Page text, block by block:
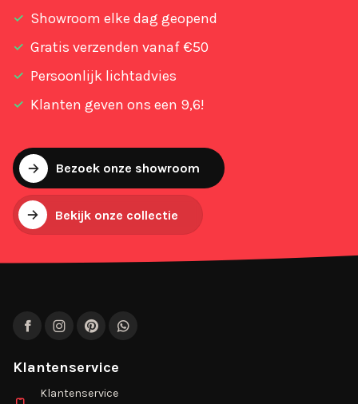
Showroom elke dag geopend
Gratis verzenden vanaf €50
Persoonlijk lichtadvies
Klanten geven ons een 9,6!
Bezoek onze showroom
Bekijk onze collectie
FacebookInstagram
PinterestWhatsApp
Klantenservice
Klantenservice